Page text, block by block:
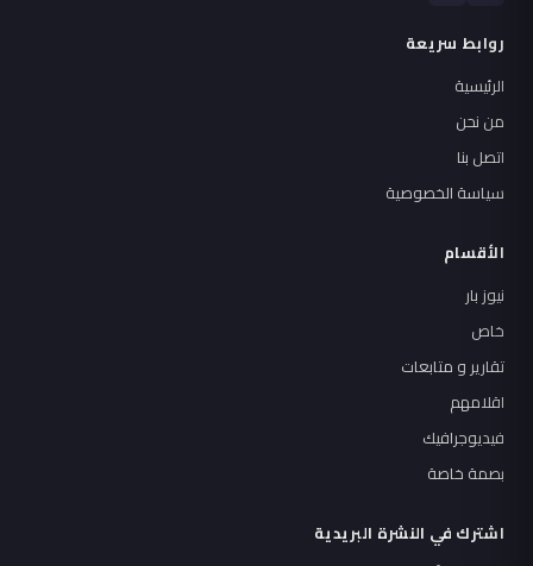
روابط سريعة
الرئيسية
من نحن
اتصل بنا
سياسة الخصوصية
الأقسام
نيوز بار
خاص
تقارير و متابعات
اقلامهم
فيديوجرافيك
بصمة خاصة
اشترك في النشرة البريدية